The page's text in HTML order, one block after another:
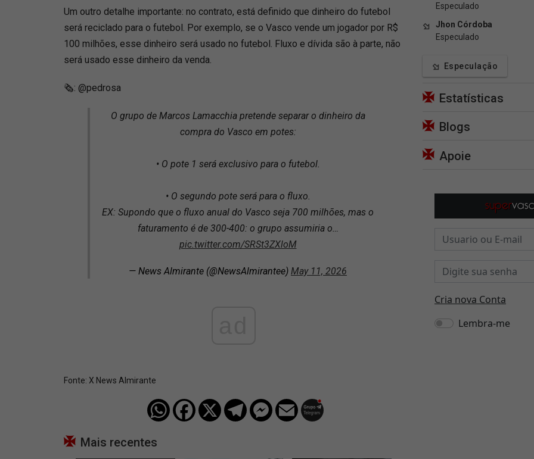
Um outro detalhe importante: no contrato, está definido que dinheiro do futebol
será reciclado para o futebol. Por exemplo, se o Vasco vende um jogador por R$
100 milhões, esse dinheiro será usado no futebol. Fluxo e dívida são à parte, não
será usado esse dinheiro da venda.
🗞️: @pedrosa
O grupo de Marcos Lamacchia pretende separar o dinheiro da
compra do Vasco em potes:
• O pote 1 será exclusivo para o futebol.
• O segundo pote será para o fluxo.
EX: Supondo que o fluxo anual do Vasco seja 700 milhões, mas o
faturamento é de 300-400: o grupo assumiria o…
pic.twitter.com/SRSt3ZXloM
— News Almirante (@NewsAlmirantee) May 11, 2026
Fonte: X News Almirante
Mais recentes
Especulado
Jhon Córdoba
Especulado
Especulação
Estatísticas
Blogs
Apoie